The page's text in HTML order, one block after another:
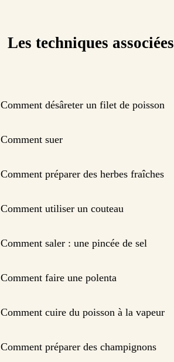
Les techniques associées
Comment désâreter un filet de poisson
Comment suer
Comment préparer des herbes fraîches
Comment utiliser un couteau
Comment saler : une pincée de sel
Comment faire une polenta
Comment cuire du poisson à la vapeur
Comment préparer des champignons